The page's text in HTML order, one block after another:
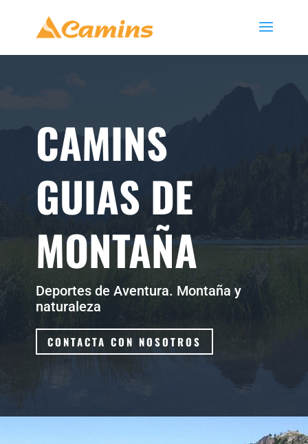
CAMINS
GUIAS DE
MONTAÑA
Deportes de Aventura. Montaña y
naturaleza
CONTACTA CON NOSOTROS